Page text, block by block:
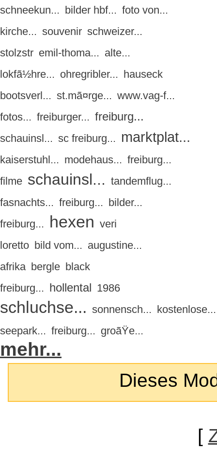
schneekun... bilder hbf... foto von...
kirche... souvenir schweizer...
stolzstr emil-thoma... alte...
lokfã½hre... ohregribler... hauseck
bootsverl... st.mã¤rge... www.vag-f...
fotos... freiburger... freiburg...
schauinsl... sc freiburg... marktplat...
kaiserstuhl... modehaus... freiburg...
filme schauinsl... tandemflug...
fasnachts... freiburg... bilder...
freiburg... hexen veri
loretto bild vom... augustine...
afrika bergle black
freiburg... hollental 1986
schluchse... sonnensch... kostenlose...
seepark... freiburg... groãŸe...
mehr...
Dieses
[